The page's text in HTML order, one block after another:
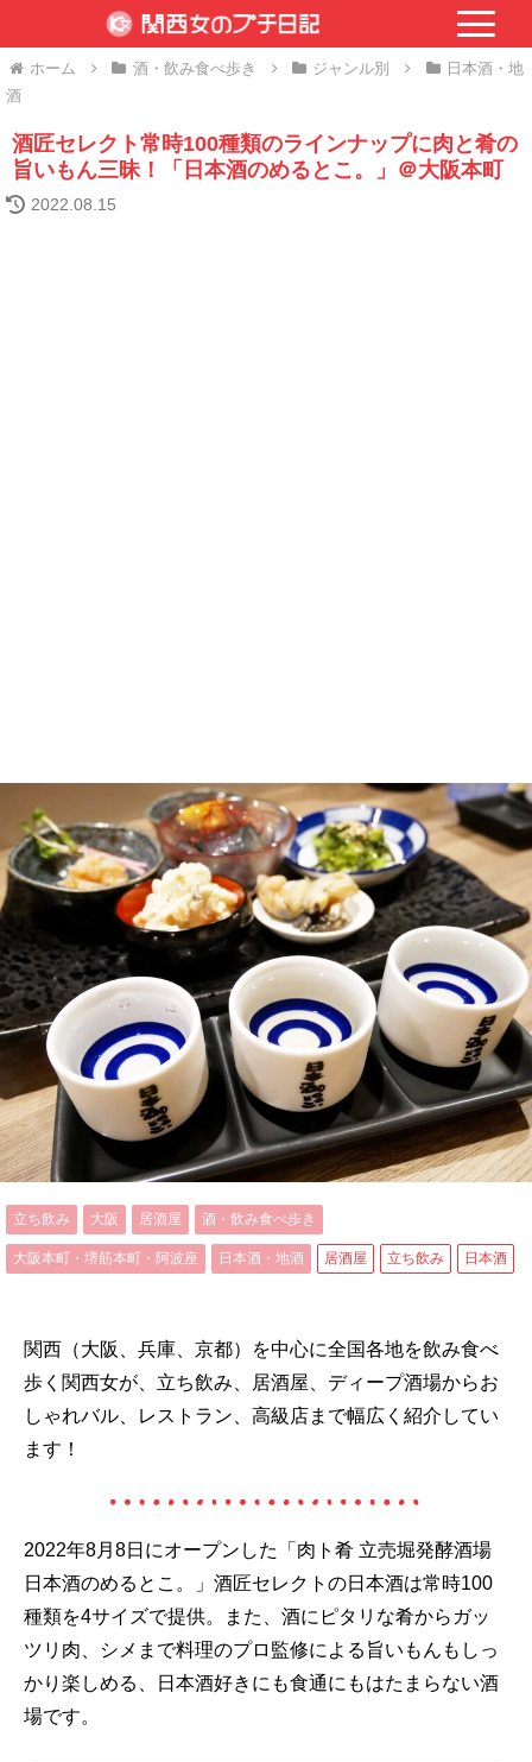
ホーム 酒・飲み食べ歩き ジャンル別
日本酒・地
酒
酒匠セレクト常時100種類のラインナップに肉と肴の
旨いもん三昧！「日本酒のめるとこ。」＠大阪本町
2022.08.15
立ち飲み 大阪 居酒屋 酒・飲み食べ歩き
大阪本町・堺筋本町・阿波座 日本酒・地酒 居酒屋 立ち飲み 日本酒
関西（大阪、兵庫、京都）を中心に全国各地を飲み食べ
歩く関西女が、立ち飲み、居酒屋、ディープ酒場からお
しゃれバル、レストラン、高級店まで幅広く紹介してい
ます！
2022年8月8日にオープンした「肉ト肴 立売堀発酵酒場
日本酒のめるとこ。」酒匠セレクトの日本酒は常時100
種類を4サイズで提供。また、酒にピタリな肴からガッ
ツリ肉、シメまで料理のプロ監修による旨いもんもしっ
かり楽しめる、日本酒好きにも食通にもはたまらない酒
場です。